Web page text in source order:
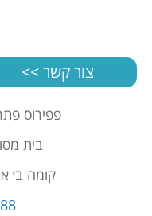
צור קשר >>
פפירוס
בית
קומה ב׳ אולם 8 א.ת.